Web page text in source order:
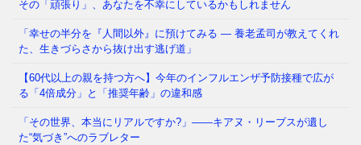
その「頑張り」、あなたを不幸にしているかもしれません
「幸せの半分を『人間以外』に預けてみる ― 養老孟司が教えてくれ
た、生きづらさから抜け出す逃げ道」
【60代以上の親を持つ方へ】今年のインフルエンザ予防接種で広が
る「4倍成分」と「推奨年齢」の違和感
「その世界、本当にリアルですか?」——キアヌ・リーブスが遺し
た“気づき”へのラブレター